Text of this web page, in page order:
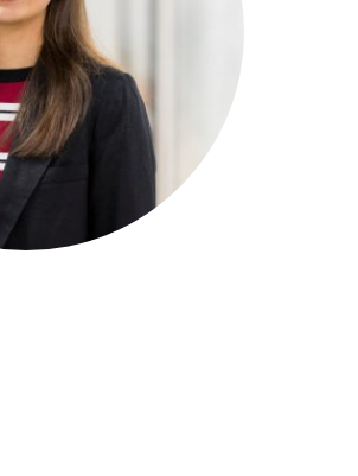
door de
gedrag in kaart te